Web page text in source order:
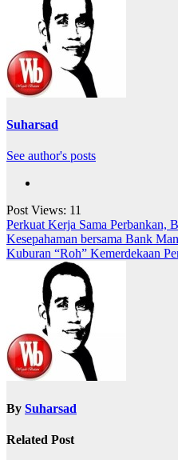
Suharsad
See author's posts
Post Views: 11
Navigasi
pos
Perkuat Kerja Sama Perbankan,
Kesepahaman bersama Bank
Kuburan “Roh” Kemerdekaan
By Suharsad
Related Post